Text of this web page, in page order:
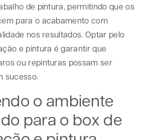
de pintura, permitindo que os
para o acabamento com
nos resultados. Optar pelo
e pintura é garantir que
ou repinturas possam ser
sucesso.
o ambiente
para o box de